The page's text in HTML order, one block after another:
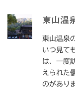
東山温
東山温泉
いつ見て
は、一度
えられた
のがあり